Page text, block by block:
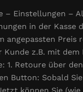
– Einstellungen –
in der
angepassten
z.B. mit
1. Retoure über
Button: Sobald